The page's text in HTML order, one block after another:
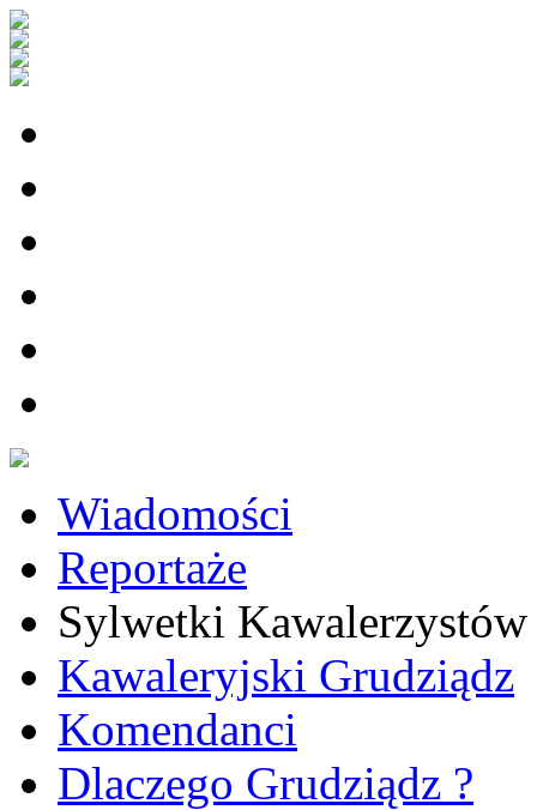
Wiadomości
Reportaże
Sylwetki Kawalerzystów
Kawaleryjski Grudziądz
Komendanci
Dlaczego Grudziądz ?